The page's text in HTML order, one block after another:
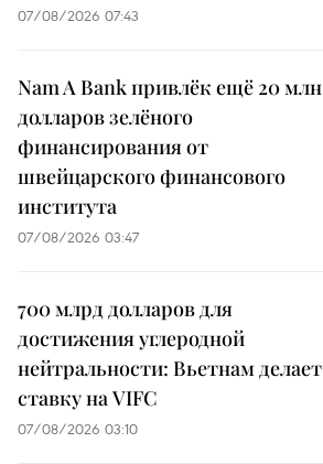
07/08/2026 07:43
Nam A Bank привлёк ещё 20 млн
долларов зелёного
финансирования от
швейцарского финансового
института
07/08/2026 03:47
700 млрд долларов для
достижения углеродной
нейтральности: Вьетнам делает
ставку на VIFC
07/08/2026 03:10